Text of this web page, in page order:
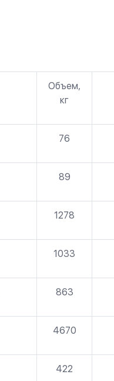
Объем,
кг
76
89
1278
1033
863
4670
422